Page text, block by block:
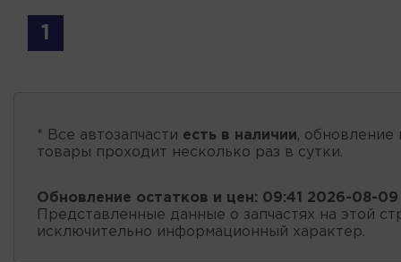
1
* Все автозапчасти есть в наличии, обновление
товары проходит несколько раз в сутки.
Обновление остатков и цен: 09:41 2026-08-09
Представленные данные о запчастях на этой
исключительно информационный характер.